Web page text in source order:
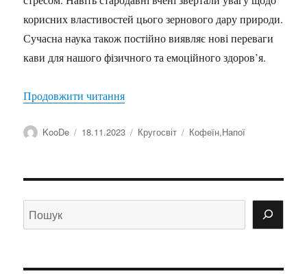
корисних властивостей цього зернового дару природи.
Сучасна наука також постійно виявляє нові переваги
кави для нашого фізичного та емоційного здоров’я.
Продовжити читання“Кава та стрес”
Автор
KooDe Оприлюднено
18.11.2023 Категорії
Кругосвіт Позначки
Кофеїн,Напої